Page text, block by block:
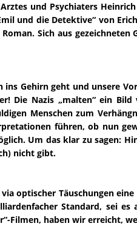
und Psychiaters
und die Detektive“ von
Sich aus gezeichneten
Gehirn geht und unsere
Die Nazis „malten“ ein Bild
Menschen zum
führen, ob nun
Um das klar zu sagen:
nicht gibt.
optischer Täuschungen
Standard, sei es
Filmen, haben wir erreicht,